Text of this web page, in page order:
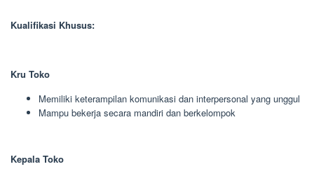
Kualifikasi Khusus:
Kru Toko
Memiliki keterampilan komunikasi dan interpersonal yang unggul
Mampu bekerja secara mandiri dan berkelompok
Kepala Toko